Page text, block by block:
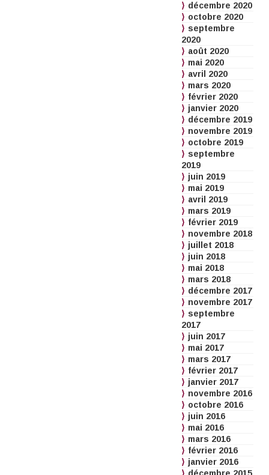
décembre 2020
octobre 2020
septembre
2020
août 2020
mai 2020
avril 2020
mars 2020
février 2020
janvier 2020
décembre 2019
novembre 2019
octobre 2019
septembre
2019
juin 2019
mai 2019
avril 2019
mars 2019
février 2019
novembre 2018
juillet 2018
juin 2018
mai 2018
mars 2018
décembre 2017
novembre 2017
septembre
2017
juin 2017
mai 2017
mars 2017
février 2017
janvier 2017
novembre 2016
octobre 2016
juin 2016
mai 2016
mars 2016
février 2016
janvier 2016